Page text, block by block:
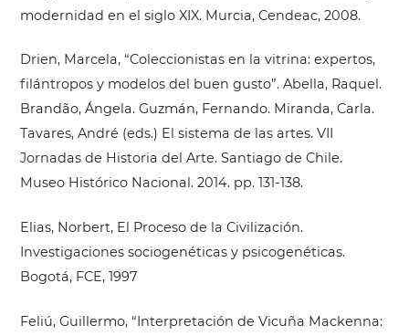
modernidad en el siglo XIX. Murcia, Cendeac, 2008.
Drien, Marcela, “Coleccionistas en la vitrina: expertos,
filántropos y modelos del buen gusto”. Abella, Raquel.
Brandão, Ángela. Guzmán, Fernando. Miranda, Carla.
Tavares, André (eds.) El sistema de las artes. VII
Jornadas de Historia del Arte. Santiago de Chile.
Museo Histórico Nacional. 2014. pp. 131-138.
Elias, Norbert, El Proceso de la Civilización.
Investigaciones sociogenéticas y psicogenéticas.
Bogotá, FCE, 1997
Feliú, Guillermo, “Interpretación de Vicuña Mackenna: